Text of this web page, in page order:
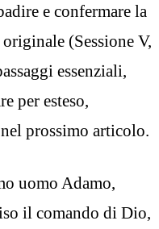
e confermare la
(Sessione V,
essenziali,
per esteso,
prossimo articolo.
uomo Adamo,
il comando di Dio,